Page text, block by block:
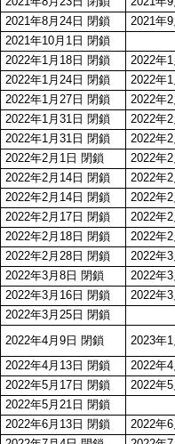
2021年8月24日 閉鎖
2021年
2021年10月1日 閉鎖
2022年1月18日 閉鎖
2022年
2022年1月24日 閉鎖
2022年
2022年1月27日 閉鎖
2022年
2022年1月31日 閉鎖
2022年
2022年1月31日 閉鎖
2022年
2022年2月1日 閉鎖
2022年
2022年2月14日 閉鎖
2022年
2022年2月14日 閉鎖
2022年
2022年2月17日 閉鎖
2022年
2022年2月18日 閉鎖
2022年
2022年2月28日 閉鎖
2022年
2022年3月8日 閉鎖
2022年
2022年3月16日 閉鎖
2022年
2022年3月25日 閉鎖
2022年4月9日 閉鎖
2023年
2022年4月13日 閉鎖
2022年
2022年5月17日 閉鎖
2022年
2022年5月21日 閉鎖
2022年6月13日 閉鎖
2022年